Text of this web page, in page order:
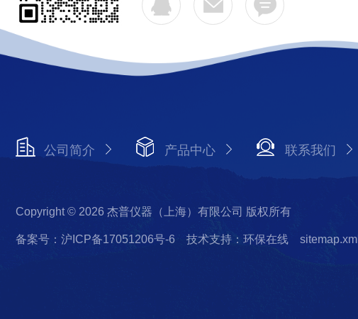
公司简介 产品中心 联系我们
Copyright © 2026 杰普仪器（上海）有限公司 版权所有
备案号：沪ICP备17051206号-6 技术支持：环保在线 sitemap.xml